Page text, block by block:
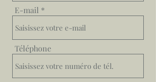
E-mail
Téléphone